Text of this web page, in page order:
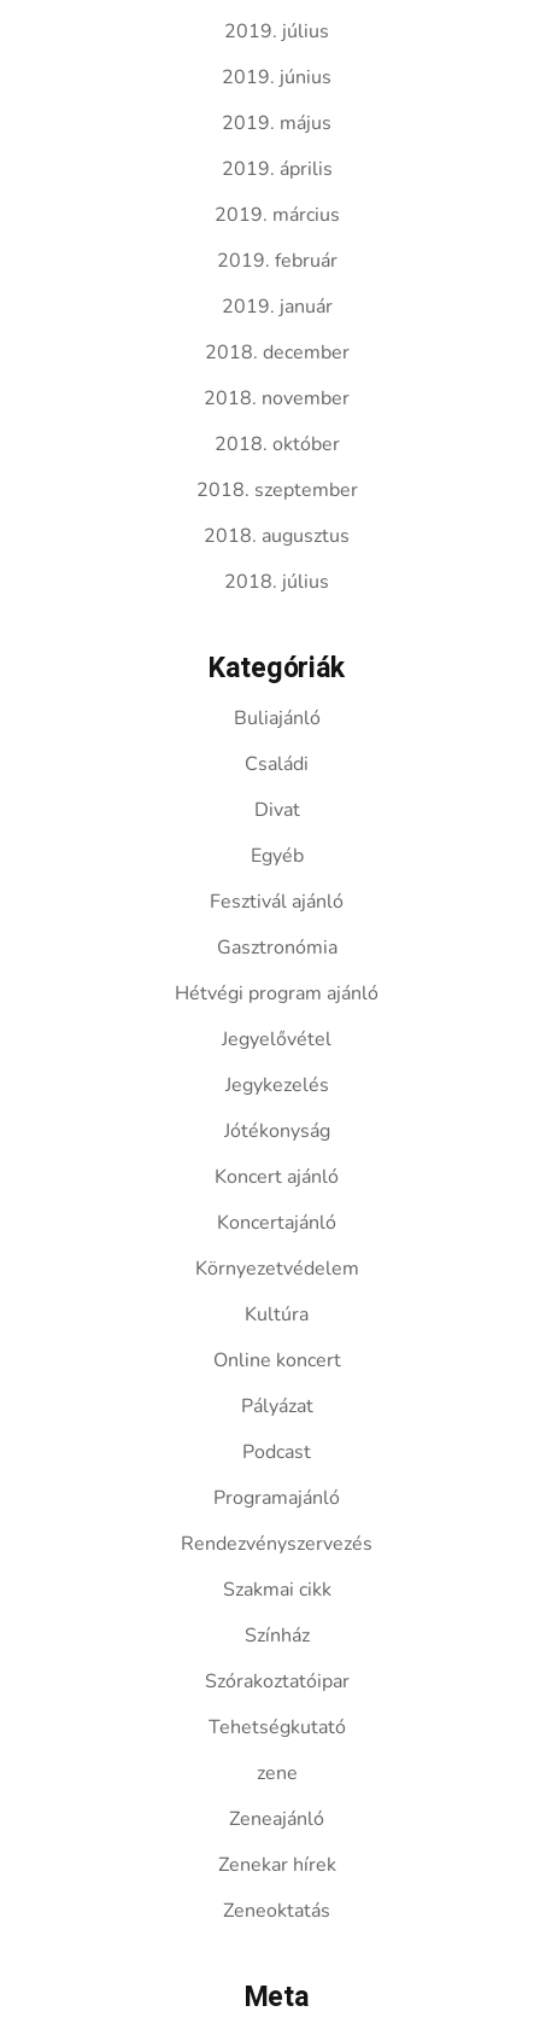
2019. július
2019. június
2019. május
2019. április
2019. március
2019. február
2019. január
2018. december
2018. november
2018. október
2018. szeptember
2018. augusztus
2018. július
Kategóriák
Buliajánló
Családi
Divat
Egyéb
Fesztivál ajánló
Gasztronómia
Hétvégi program ajánló
Jegyelővétel
Jegykezelés
Jótékonyság
Koncert ajánló
Koncertajánló
Környezetvédelem
Kultúra
Online koncert
Pályázat
Podcast
Programajánló
Rendezvényszervezés
Szakmai cikk
Színház
Szórakoztatóipar
Tehetségkutató
zene
Zeneajánló
Zenekar hírek
Zeneoktatás
Meta